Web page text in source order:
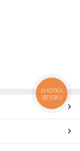
КНОПКА
ЗВ'ЯЗКУ